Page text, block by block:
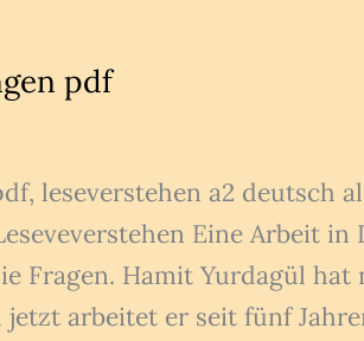
pdf
leseverstehen a2 deutsch
Eine Arbeit in
Fragen. Hamit Yurdagül
arbeitet er seit fünf